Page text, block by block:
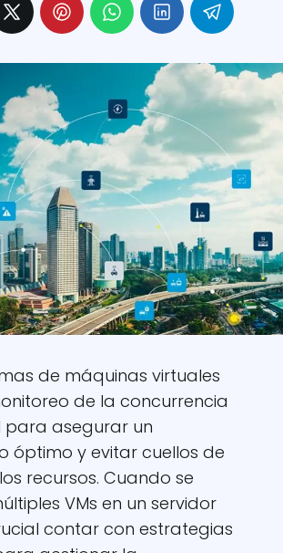
de máquinas virtuales
de la concurrencia
para asegurar un
óptimo y evitar cuellos de
recursos. Cuando se
VMs en un servidor
contar con estrategias